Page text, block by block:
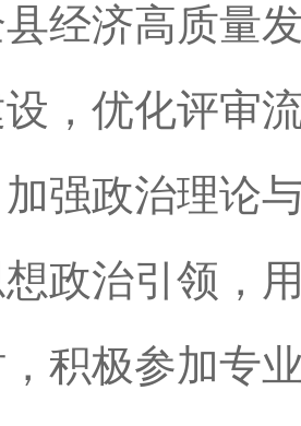
经济高质量
设，优化评审
政治理论与
政治引领，
，积极参加专